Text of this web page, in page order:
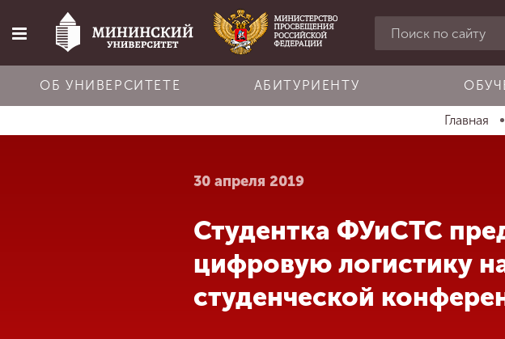
Главная
ОБ УНИВЕРСИТЕТЕ АБИТУРИЕНТУ
Главная
30 апреля 2019
Студентка ФУиСТС
цифровую логистику
студенческой